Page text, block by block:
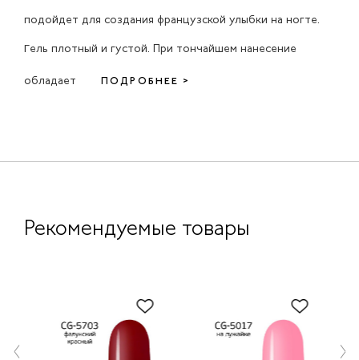
подойдет для создания французской улыбки на ногте.
Гель плотный и густой. При тончайшем нанесение
обладает ПОДРОБНЕЕ >
Рекомендуемые товары